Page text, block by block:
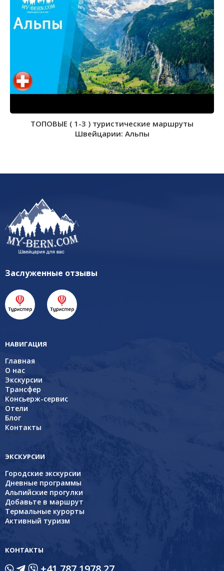
ТОПОВЫЕ ( 1-3 ) туристические маршруты
Швейцарии: Альпы
Заслуженные отзывы
НАВИГАЦИЯ
Главная
О нас
Экскурсии
Трансфер
Консьерж-сервис
Отели
Блог
Контакты
ЭКСКУРСИИ
Городские экскурсии
Дневные программы
Альпийские прогулки
Добавьте в маршрут
Термальные курорты
Активный туризм
КОНТАКТЫ